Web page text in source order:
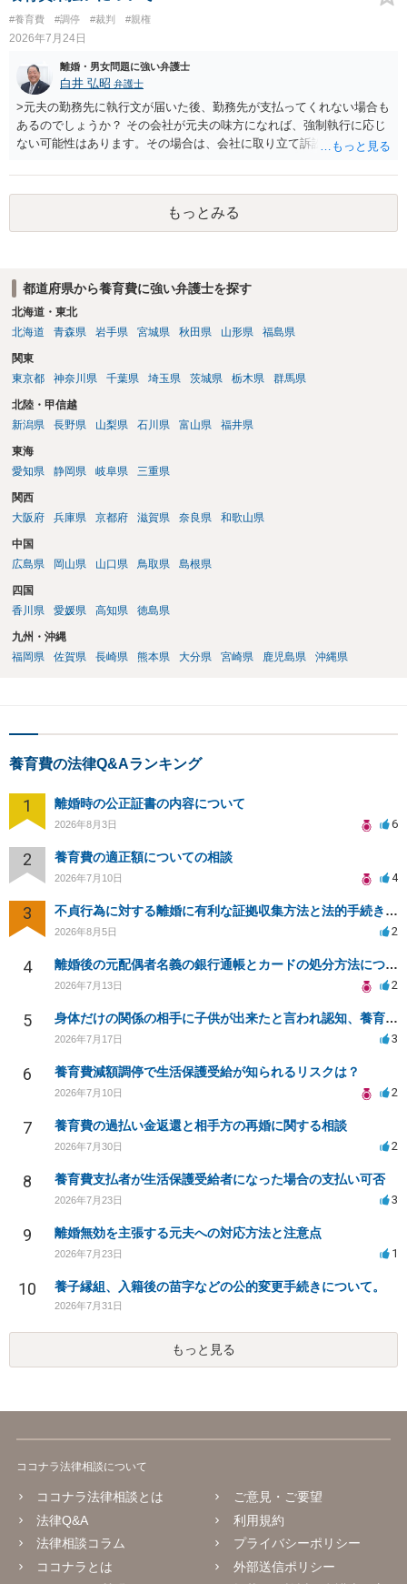
#養育費 #調停 #裁判 #親権
2026年7月24日
離婚・男女問題に強い弁護士
白井 弘昭 弁護士
>元夫の勤務先に執行文が届いた後、勤務先が支払ってくれない場合も
あるのでしょうか？ その会社が元夫の味方になれば、強制執行に応じ
ない可能性はあります。その場合は、会社に取り立て訴訟を行うこと
押さえ、元夫名義の車の差し押さえ競売などを検討します。 ＞何もで
きなかった場合は、公正証書の原本は戻ってくるのでしょうか？ 取れ
ても取れなくても、執行裁判所に原本の還付請求を行えば還付されま
す。 ＞他の弁護士さんに再度依頼できるのでしょうか？ できます。た
もっとみる
都道府県から養育費に強い弁護士を探す
北海道・東北
北海道
青森県 岩手県 宮城県 秋田県 山形県 福島県
関東
東京都
神奈川県 千葉県 埼玉県 茨城県 栃木県 群馬県
北陸・甲信越
新潟県
長野県 山梨県 石川県 富山県 福井県
東海
愛知県
静岡県 岐阜県 三重県
関西
大阪府
兵庫県 京都府 滋賀県 奈良県 和歌山県
中国
広島県
岡山県 山口県 鳥取県 島根県
四国
香川県
愛媛県 高知県 徳島県
九州・沖縄
福岡県
佐賀県 長崎県 熊本県 大分県 宮崎県 鹿児島県 沖縄県
養育費の法律Q&Aランキング
1 離婚時の公正証書の内容について
2026年8月3日 6
2 養育費の適正額についての相談
2026年7月10日 4
3 不貞行為に対する離婚に有利な証拠収集方法と法的手続きについて
2026年8月5日 2
4 離婚後の元配偶者名義の銀行通帳とカードの処分方法について
2026年7月13日 2
5 身体だけの関係の相手に子供が出来たと言われ認知、養育費を要求されているが自身の子供か分からない
2026年7月17日 3
6 養育費減額調停で生活保護受給が知られるリスクは？
2026年7月10日 2
7 養育費の過払い金返還と相手方の再婚に関する相談
2026年7月30日 2
8 養育費支払者が生活保護受給者になった場合の支払い可否
2026年7月23日 3
9 離婚無効を主張する元夫への対応方法と注意点
2026年7月23日 1
10 養子縁組、入籍後の苗字などの公的変更手続きについて。
2026年7月31日
もっと見る
ココナラ法律相談について
ココナラ法律相談とは
法律Q&A
法律相談コラム
ココナラとは
ご意見・ご要望
利用規約
プライバシーポリシー
外部送信ポリシー